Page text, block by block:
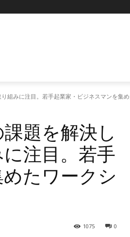
組みに注目。若手起業家・ビジネスマンを集め
題を解決し
注目。若手
たワークシ
0
1075